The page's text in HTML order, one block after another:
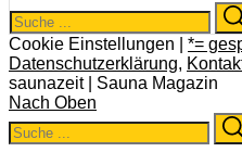
Search
for:
Cookie Einstellungen | *=
Datenschutzerklärung,
saunazeit | Sauna Magazin
Nach Oben
Search
for: